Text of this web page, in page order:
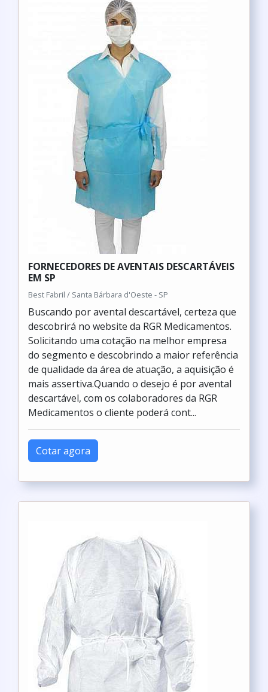
FORNECEDORES DE AVENTAIS DESCARTÁVEIS
EM SP
Best Fabril / Santa Bárbara d'Oeste - SP
Buscando por avental descartável, certeza que
descobrirá no website da RGR Medicamentos.
Solicitando uma cotação na melhor empresa
do segmento e descobrindo a maior referência
de qualidade da área de atuação, a aquisição é
mais assertiva.Quando o desejo é por avental
descartável, com os colaboradores da RGR
Medicamentos o cliente poderá cont...
Cotar agora